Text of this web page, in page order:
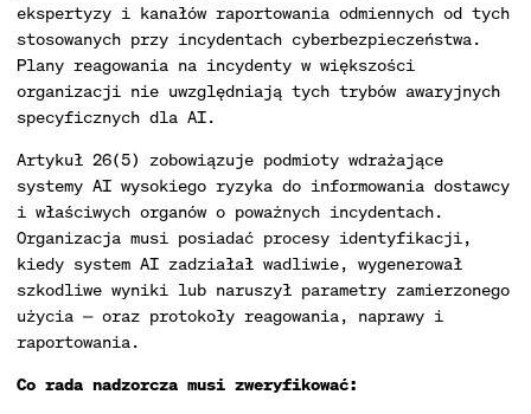
ekspertyzy i kanałów raportowania odmiennych od tych
stosowanych przy incydentach cyberbezpieczeństwa.
Plany reagowania na incydenty w większości
organizacji nie uwzględniają tych trybów awaryjnych
specyficznych dla AI.
Artykuł 26(5) zobowiązuje podmioty wdrażające
systemy AI wysokiego ryzyka do informowania dostawcy
i właściwych organów o poważnych incydentach.
Organizacja musi posiadać procesy identyfikacji,
kiedy system AI zadziałał wadliwie, wygenerował
szkodliwe wyniki lub naruszył parametry zamierzonego
użycia — oraz protokoły reagowania, naprawy i
raportowania.
Co rada nadzorcza musi zweryfikować: